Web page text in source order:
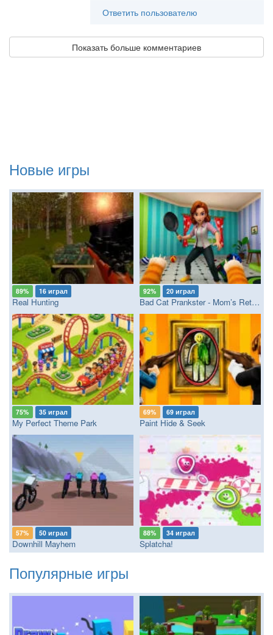
Ответить пользователю
Показать больше комментариев
Новые игры
89% 16 играл
Real Hunting
92% 20 играл
Bad Cat Prankster - Mom’s Return
75% 35 играл
My Perfect Theme Park
69% 69 играл
Paint Hide & Seek
57% 50 играл
Downhill Mayhem
88% 34 играл
Splatcha!
Популярные игры